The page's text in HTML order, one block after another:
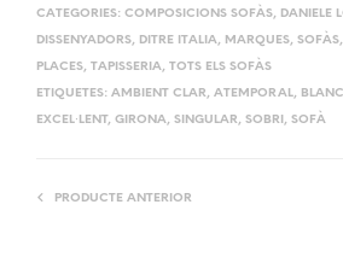
CATEGORIES: COMPOSICIONS SOFÀS, DANIELE
DISSENYADORS, DITRE ITALIA, MARQUES, SOFÀS,
PLACES, TAPISSERIA, TOTS ELS SOFÀS
ETIQUETES: AMBIENT CLAR, ATEMPORAL, BLANC
EXCEL·LENT, GIRONA, SINGULAR, SOBRI , SOFÀ
PRODUCTE ANTERIOR